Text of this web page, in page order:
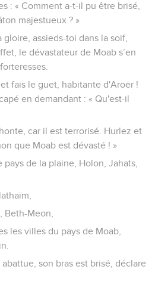
: « Comment a-t-il pu être brisé,
majestueux ? »
assieds-toi dans la soif,
le dévastateur de Moab s’en
fais le guet, habitante d'Aroër !
en demandant : « Qu'est-il
car il est terrorisé. Hurlez et
que Moab est dévasté ! »
de la plaine, Holon, Jahats,
Beth-Meon,
les villes du pays de Moab,
son bras est brisé, déclare